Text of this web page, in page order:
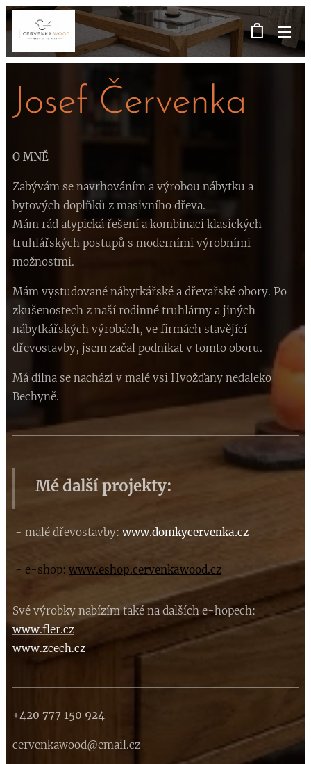
Josef Červenka
O MNĚ
Zabývám se navrhováním a výrobou nábytku a
bytových doplňků z masivního dřeva.
Mám rád atypická řešení a kombinaci klasických
truhlářských postupů s moderními výrobními
možnostmi.
Mám vystudované nábytkářské a dřevařské obory. Po
zkušenostech z naší rodinné truhlárny a jiných
nábytkářských výrobách, ve firmách stavějící
dřevostavby, jsem začal podnikat v tomto oboru.
Má dílna se nachází v malé vsi Hvožďany nedaleko
Bechyně.
Mé další projekty:
- malé dřevostavby: www.domkycervenka.cz
- e-shop: www.eshop.cervenkawood.cz
Své výrobky nabízím také na dalších e-hopech:
www.fler.cz
www.zcech.cz
+420 777 150 924
cervenkawood@email.cz